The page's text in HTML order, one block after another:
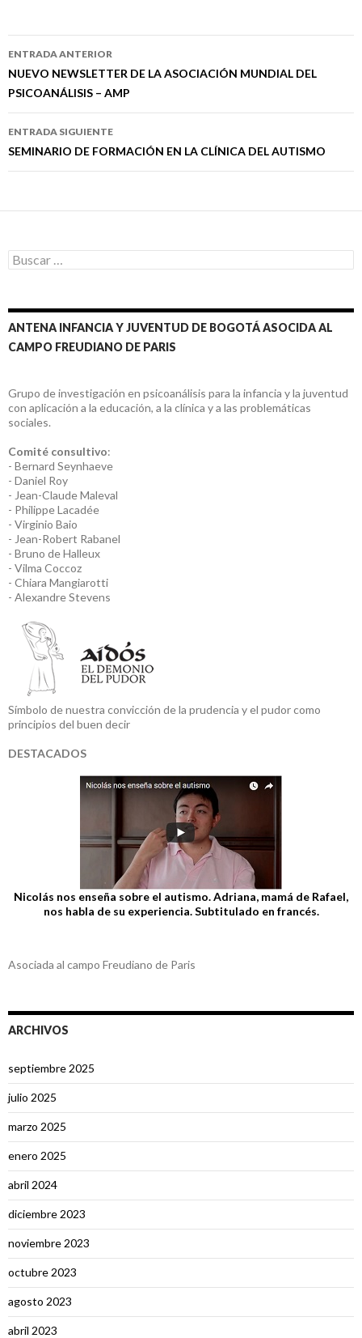
Navegación
de
entradas
ENTRADA ANTERIOR
NUEVO NEWSLETTER DE LA ASOCIACIÓN MUNDIAL DEL
PSICOANÁLISIS – AMP
ENTRADA SIGUIENTE
SEMINARIO DE FORMACIÓN EN LA CLÍNICA DEL AUTISMO
Buscar:
ANTENA INFANCIA Y JUVENTUD DE BOGOTÁ ASOCIDA AL
CAMPO FREUDIANO DE PARIS
Grupo de investigación en psicoanálisis para la infancia y la juventud
con aplicación a la educación, a la clínica y a las problemáticas
sociales.
Comité consultivo:
- Bernard Seynhaeve
- Daniel Roy
- Jean-Claude Maleval
- Philippe Lacadée
- Virginio Baio
- Jean-Robert Rabanel
- Bruno de Halleux
- Vilma Coccoz
- Chiara Mangiarotti
- Alexandre Stevens
Símbolo de nuestra convicción de la prudencia y el pudor como
principios del buen decir
DESTACADOS
Nicolás nos enseña sobre el autismo. Adriana, mamá de Rafael,
nos habla de su experiencia. Subtitulado en francés.
Asociada al campo Freudiano de Paris
ARCHIVOS
septiembre 2025
julio 2025
marzo 2025
enero 2025
abril 2024
diciembre 2023
noviembre 2023
octubre 2023
agosto 2023
abril 2023